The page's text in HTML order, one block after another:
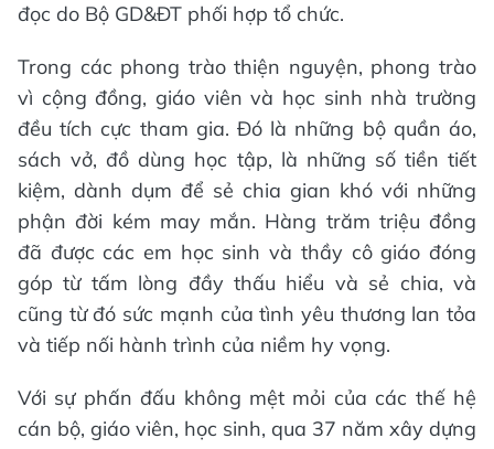
đọc do Bộ GD&ĐT phối hợp tổ chức.
Trong các phong trào thiện nguyện, phong trào
vì cộng đồng, giáo viên và học sinh nhà trường
đều tích cực tham gia. Đó là những bộ quần áo,
sách vở, đồ dùng học tập, là những số tiền tiết
kiệm, dành dụm để sẻ chia gian khó với những
phận đời kém may mắn. Hàng trăm triệu đồng
đã được các em học sinh và thầy cô giáo đóng
góp từ tấm lòng đầy thấu hiểu và sẻ chia, và
cũng từ đó sức mạnh của tình yêu thương lan tỏa
và tiếp nối hành trình của niềm hy vọng.
Với sự phấn đấu không mệt mỏi của các thế hệ
cán bộ, giáo viên, học sinh, qua 37 năm xây dựng